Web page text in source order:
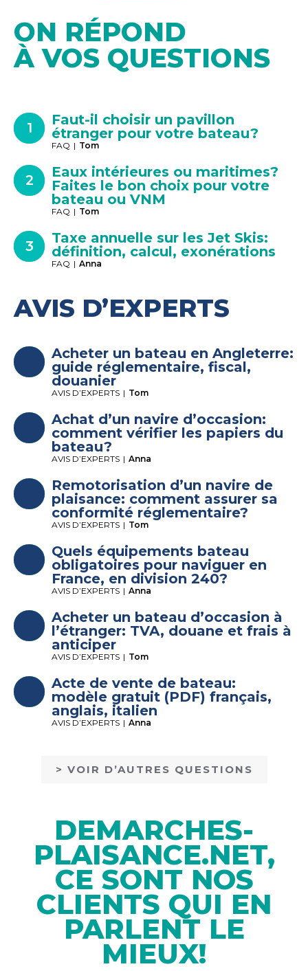
ON RÉPOND
À VOS QUESTIONS
Faut-il choisir un pavillon
étranger pour votre bateau?
Tom
|
FAQ
Eaux intérieures ou maritimes?
Faites le bon choix pour votre
bateau ou VNM
Tom
|
FAQ
Taxe annuelle sur les Jet Skis:
définition, calcul, exonérations
Anna
|
FAQ
AVIS D’EXPERTS
Acheter un bateau en Angleterre:
guide réglementaire, fiscal,
douanier
Tom
|
AVIS D’EXPERTS
Achat d’un navire d’occasion:
comment vérifier les papiers du
bateau?
Anna
|
AVIS D’EXPERTS
Remotorisation d’un navire de
plaisance: comment assurer sa
conformité réglementaire?
Tom
|
AVIS D’EXPERTS
Quels équipements bateau
obligatoires pour naviguer en
France, en division 240?
Anna
|
AVIS D’EXPERTS
Acheter un bateau d’occasion à
l’étranger: TVA, douane et frais à
anticiper
Tom
|
AVIS D’EXPERTS
Acte de vente de bateau:
modèle gratuit (PDF) français,
anglais, italien
Anna
|
AVIS D’EXPERTS
> VOIR D’AUTRES QUESTIONS
DEMARCHES-
PLAISANCE.NET,
CE SONT NOS
CLIENTS QUI EN
PARLENT LE
MIEUX!